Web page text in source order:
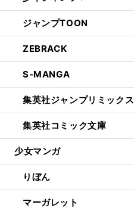
ジャンプTOON
ZEBRACK
S-MANGA
集英社ジャンプリミックス
集英社コミック文庫
少女マンガ
りぼん
マーガレット